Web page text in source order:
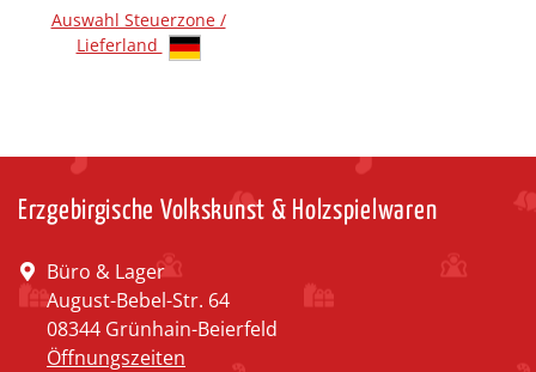
Auswahl Steuerzone /
Lieferland
Erzgebirgische Volkskunst & Holzspielwaren
Büro & Lager
August-Bebel-Str. 64
08344 Grünhain-Beierfeld
Öffnungszeiten